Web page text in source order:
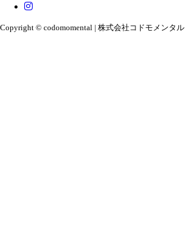
Copyright © codomomental | 株式会社コドモメンタル